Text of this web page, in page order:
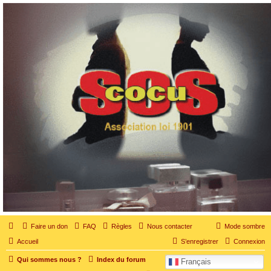
SOS cocu
SOS cocu est une association loi 1901 dont l'objet est le soutien aux victimes d'adultère.
Pouvoir parler, se confier, recevoir un soutien moral pour traverser une situation
personnelle douloureuse
Mode sombre
Faire un don FAQ Règles Nous contacter
Accueil Connexion
S’enregistrer
Qui sommes nous ? Index du forum Français